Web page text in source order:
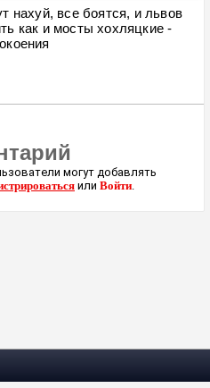
нахуй, все боятся, и львов
как и мосты хохляцкие -
могут добавлять
или Войти